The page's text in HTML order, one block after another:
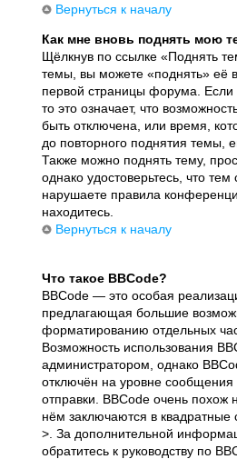
Вернуться к началу
Как мне вновь поднять мою
Щёлкнув по ссылке «Поднять
темы, вы можете «поднять» её
первой страницы форума. Если
то это означает, что
быть отключена, или время,
до повторного поднятия темы,
Также можно поднять тему,
однако удостоверьтесь, что
нарушаете правила
находитесь.
Вернуться к началу
Что такое BBCode?
BBCode — это особая
предлагающая большие
форматированию отдельных
Возможность использования
администратором, однако
отключён на уровне
отправки. BBCode очень похож
нём заключаются в квадратные
>. За дополнительной
обратитесь к руководству по